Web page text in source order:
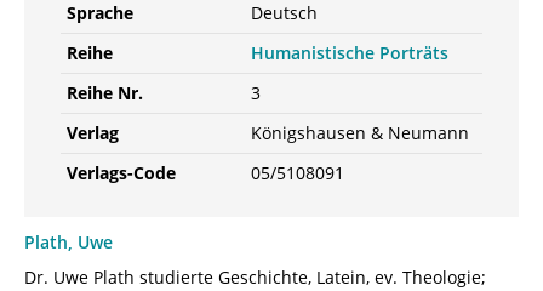
Sprache
Deutsch
Reihe
Humanistische Porträts
Reihe Nr.
3
Verlag
Königshausen & Neumann
Verlags-Code
05/5108091
Plath, Uwe
Dr. Uwe Plath studierte Geschichte, Latein, ev. Theologie;